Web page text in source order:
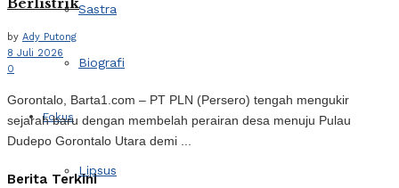
Sastra
Biografi
Fokus
Lipsus
by Ady Putong
8 Juli 2026
0
Gorontalo, Barta1.com – PT PLN (Persero) tengah mengukir
sejarah baru dengan membelah perairan desa menuju Pulau
Dudepo Gorontalo Utara demi ...
Berita Terkini